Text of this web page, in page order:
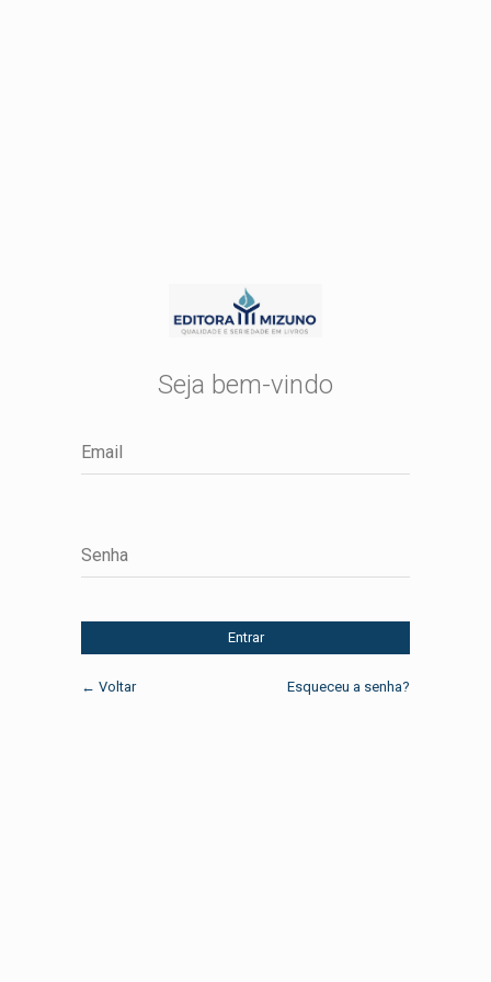
Seja bem-vindo
Email
Senha
Entrar
Esqueceu a senha?
← Voltar